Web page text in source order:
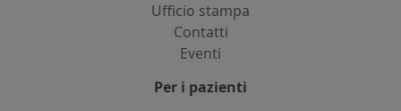
Ufficio stampa
Contatti
Eventi
Per i pazienti